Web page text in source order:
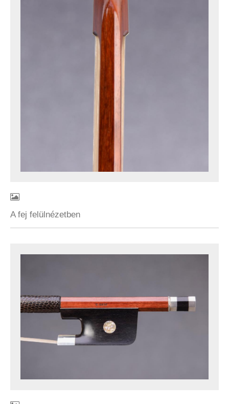
A fej felülnézetben